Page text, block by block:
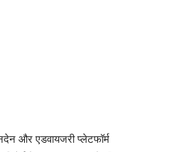
और एडवायजरी प्लेटफॉर्म